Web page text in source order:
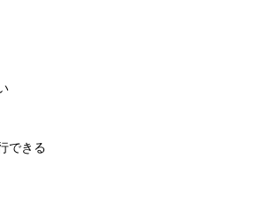
できる